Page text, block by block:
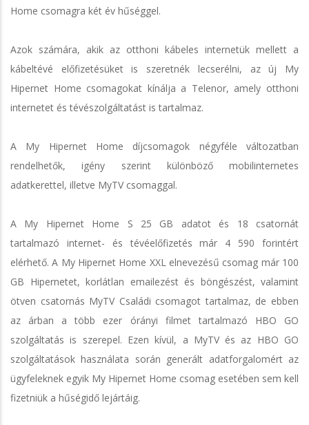
Home csomagra két év hűséggel.
Azok számára, akik az otthoni kábeles internetük mellett a
kábeltévé előfizetésüket is szeretnék lecserélni, az új My
Hipernet Home csomagokat kínálja a Telenor, amely otthoni
internetet és tévészolgáltatást is tartalmaz.
A My Hipernet Home díjcsomagok négyféle változatban
rendelhetők, igény szerint különböző mobilinternetes
adatkerettel, illetve MyTV csomaggal.
A My Hipernet Home S 25 GB adatot és 18 csatornát
tartalmazó internet- és tévéelőfizetés már 4 590 forintért
elérhető. A My Hipernet Home XXL elnevezésű csomag már 100
GB Hipernetet, korlátlan emailezést és böngészést, valamint
ötven csatornás MyTV Családi csomagot tartalmaz, de ebben
az árban a több ezer órányi filmet tartalmazó HBO GO
szolgáltatás is szerepel. Ezen kívül, a MyTV és az HBO GO
szolgáltatások használata során generált adatforgalomért az
ügyfeleknek egyik My Hipernet Home csomag esetében sem kell
fizetniük a hűségidő lejártáig.